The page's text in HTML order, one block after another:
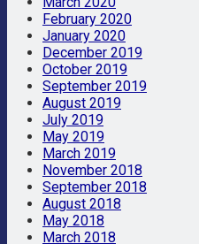
February 2020
January 2020
December 2019
October 2019
September 2019
August 2019
July 2019
May 2019
March 2019
November 2018
September 2018
August 2018
May 2018
March 2018